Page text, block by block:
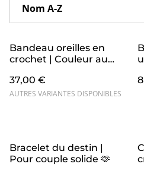
Bandeau oreilles en
crochet | Couleur au
37,00 €
AUTRES VARIANTES DISPONIBLES
Bracelet du destin |
Pour couple solide 🫶